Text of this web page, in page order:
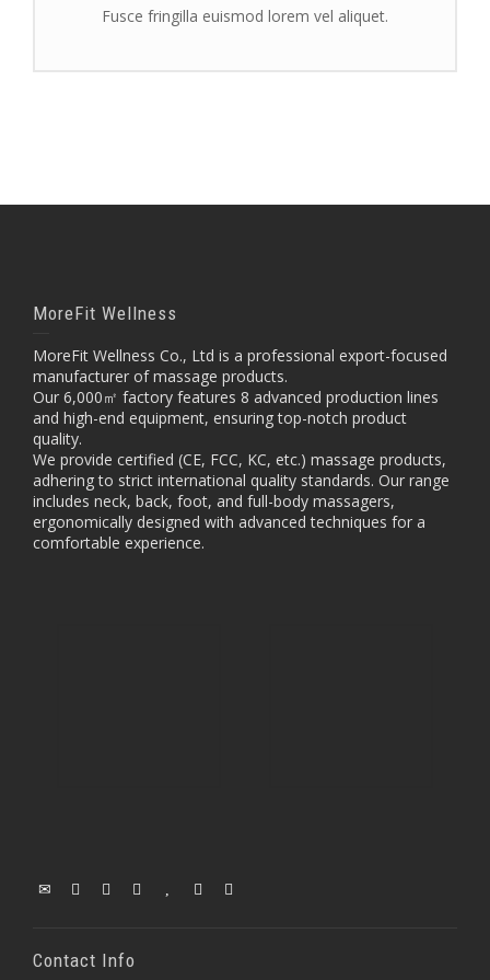
Fusce fringilla euismod lorem vel aliquet.
MoreFit Wellness
MoreFit Wellness Co., Ltd is a professional export-focused
manufacturer of massage products.
Our 6,000㎡ factory features 8 advanced production lines
and high-end equipment, ensuring top-notch product
quality.
We provide certified (CE, FCC, KC, etc.) massage products,
adhering to strict international quality standards. Our range
includes neck, back, foot, and full-body massagers,
ergonomically designed with advanced techniques for a
comfortable experience.
Contact Info